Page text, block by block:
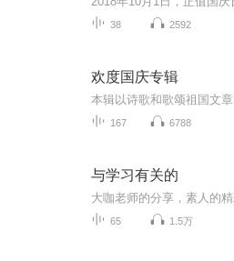
38 2592
欢度国庆专辑
167 6788
与学习有关的
65 1.5万